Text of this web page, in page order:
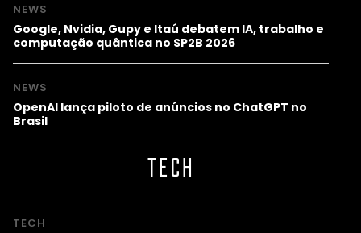
NEWS
Google, Nvidia, Gupy e Itaú debatem IA, trabalho e
computação quântica no SP2B 2026
NEWS
OpenAI lança piloto de anúncios no ChatGPT no
Brasil
TECH
TECH